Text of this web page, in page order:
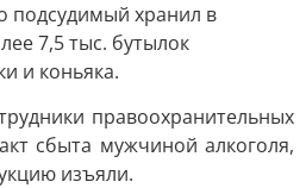
подсудимый хранил в
7,5 тыс. бутылок
и коньяка.
правоохранительных
сбыта мужчиной алкоголя,
изъяли.